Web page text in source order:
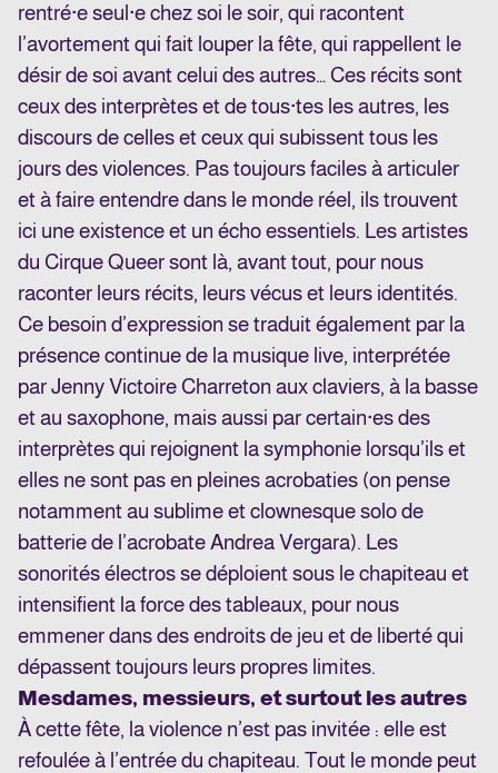
rentré·e seul·e chez soi le soir, qui racontent
l’avortement qui fait louper la fête, qui rappellent le
désir de soi avant celui des autres… Ces récits sont
ceux des interprètes et de tous·tes les autres, les
discours de celles et ceux qui subissent tous les
jours des violences. Pas toujours faciles à articuler
et à faire entendre dans le monde réel, ils trouvent
ici une existence et un écho essentiels. Les artistes
du Cirque Queer sont là, avant tout, pour nous
raconter leurs récits, leurs vécus et leurs identités.
Ce besoin d’expression se traduit également par la
présence continue de la musique live, interprétée
par Jenny Victoire Charreton aux claviers, à la basse
et au saxophone, mais aussi par certain·es des
interprètes qui rejoignent la symphonie lorsqu’ils et
elles ne sont pas en pleines acrobaties (on pense
notamment au sublime et clownesque solo de
batterie de l’acrobate Andrea Vergara). Les
sonorités électros se déploient sous le chapiteau et
intensifient la force des tableaux, pour nous
emmener dans des endroits de jeu et de liberté qui
dépassent toujours leurs propres limites.
Mesdames, messieurs, et surtout les autres
À cette fête, la violence n’est pas invitée : elle est
refoulée à l’entrée du chapiteau. Tout le monde peut